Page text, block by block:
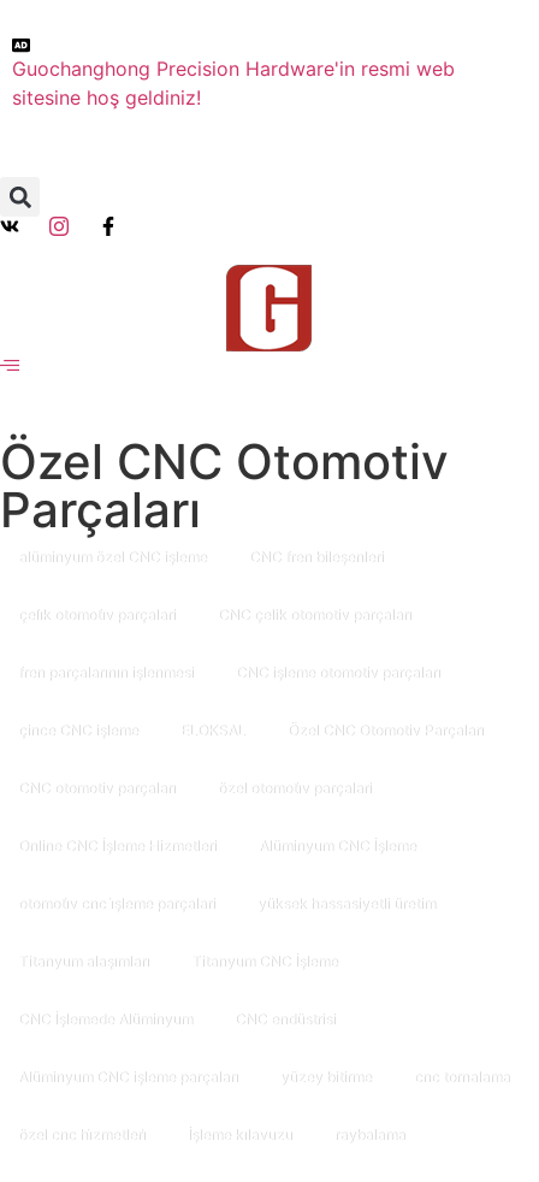
Guochanghong Precision Hardware'in resmi web
sitesine hoş geldiniz!
Özel CNC Otomotiv
Parçaları
alüminyum özel CNC işleme CNC fren bileşenleri
çeli̇k otomoti̇v parçalari CNC çelik otomotiv parçaları
fren parçalarının işlenmesi CNC işleme otomotiv parçaları
çince CNC işleme ELOKSAL Özel CNC Otomotiv Parçaları
CNC otomotiv parçaları özel otomoti̇v parçalari
Online CNC İşleme Hizmetleri Alüminyum CNC İşleme
otomoti̇v cnc i̇şleme parçalari yüksek hassasiyetli üretim
Titanyum alaşımları Titanyum CNC İşleme
CNC İşlemede Alüminyum CNC endüstrisi
Alüminyum CNC işleme parçaları yüzey bitirme cnc tornalama
özel cnc hi̇zmetleri̇ İşleme kılavuzu raybalama